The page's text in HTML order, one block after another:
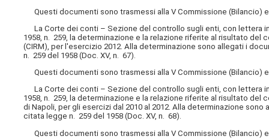
Questi documenti sono trasmessi alla V Commissione (Bilancio)
La Corte dei conti – Sezione del controllo sugli enti, con lettera
1958, n. 259, la determinazione e la relazione riferite al risultato
(CIRM), per l'esercizio 2012. Alla determinazione sono allegati i
n. 259 del 1958 (Doc. XV, n. 67).
Questi documenti sono trasmessi alla V Commissione (Bilancio)
La Corte dei conti – Sezione del controllo sugli enti, con lettera
1958, n. 259, la determinazione e la relazione riferite al risultato
di Napoli, per gli esercizi dal 2010 al 2012. Alla determinazione
citata legge n. 259 del 1958 (Doc. XV, n. 68).
Questi documenti sono trasmessi alla V Commissione (Bilancio) e